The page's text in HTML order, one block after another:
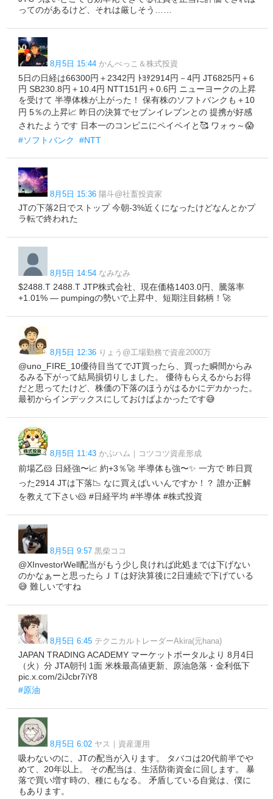
ってのがあるけど、それは厳しそう……
8月5日 15:44 かんべっこ＆株式投資
5日の日経は66300円＋2342円 ﾄﾖﾀ2914円－4円 JT6825円＋6
円 SB230.8円＋10.4円 NTT151円＋0.6円 ニューヨークの上昇
を受けて 半導体株が上がった！ 保有株のソフトバンクも＋10
円 5％の上昇📈 昨日の決算でセブンイレブンとの 提携が好感
されたようです 日本一のコンビニにペイペイと🥰 ワォゥ～😱
#ソフトバンク
#NTT
8月5日 15:36 陽斗@社畜投資家
JTの下落2日でストップ 今朝-3%近くになったけどなんとかプ
ラ転で終われた
8月5日 14:54 なみなみ
$2488.T 2488.T JTP株式会社、現在価格1403.0円、騰落率
+1.01% — pumpingの勢いで上昇中、短期注目銘柄！🚀
8月5日 12:36 りょう@工場勤務で資産2000万
@uno_FIRE_10優待目当てでJT買ったら、買った瞬間からみ
るみる下がって結局損切りしました。 優待もらえるからお得
だと思ってたけど、株価の下落のほうがはるかにデカかった。
最初からインデックスにしておけばよかったです😅
8月5日 11:43 かぶハム｜コツコツ資産形成
前場乙🐹 日経強〜📈 約+3％🚀 半導体も強〜✨ 一方で 昨日買
った2914 JTは下落📉 なに買えばいいんですか！？ 誰か正解
を教えて下さい🐹 #日経平均 #半導体 #株式投資
8月5日 9:57 黒柴ココ
@XInvestorWell配当がもう少し良ければ此処までは下げない
のかなぁーと思ったらＪＴは好決算後に2日連続で下げている
😅 難しいですね
8月5日 6:45 テクニカルトレーダーAkira(元hana)
JAPAN TRADING ACADEMY マーケットポータルより 8月4日
（火）分 JTA朝刊 1面 米株最高値更新、原油急落・金利低下
pic.x.com/2iJcbr7iY8
#原油
8月5日 6:02 ヤス｜資産運用
吸わないのに、JTの配当が入ります。 タバコは20代前半でや
めて、20年以上。 その配当は、生活防衛資金に回します。 暴
落で買い増す時の、種にもなる。 矛盾している自覚は、僕に
もあります。